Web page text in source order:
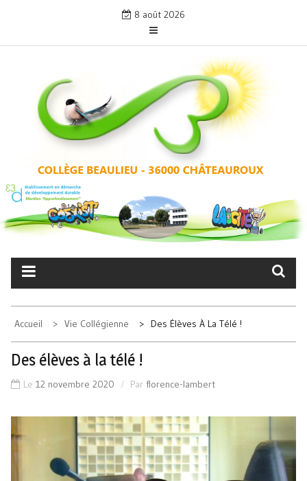
content
8 août 2026
COLLÈGE BEAULIEU –
CHÂTEAUROUX
Accueil Vie Collégienne Des Élèves À La Télé !
Des élèves à la télé !
Le 12 novembre 2020 Par florence-lambert